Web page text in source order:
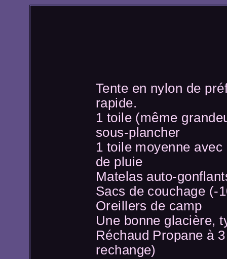
Tente en nylon de
rapide.
1 toile (même
sous-plancher
1 toile moyenne
de pluie
Matelas auto-
Sacs de couchage (-
Oreillers de camp
Une bonne glacière,
Réchaud Propane à
rechange)